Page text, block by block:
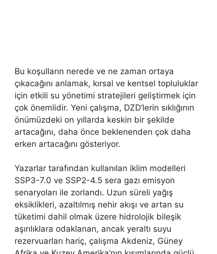
Bu koşulların nerede ve ne zaman ortaya
çıkacağını anlamak, kırsal ve kentsel topluluklar
için etkili su yönetimi stratejileri geliştirmek için
çok önemlidir. Yeni çalışma, DZD’lerin sıklığının
önümüzdeki on yıllarda keskin bir şekilde
artacağını, daha önce beklenenden çok daha
erken artacağını gösteriyor.
Yazarlar tarafından kullanılan iklim modelleri
SSP3-7.0 ve SSP2-4.5 sera gazı emisyon
senaryoları ile zorlandı. Uzun süreli yağış
eksiklikleri, azaltılmış nehir akışı ve artan su
tüketimi dahil olmak üzere hidrolojik bileşik
aşırılıklara odaklanan, ancak yeraltı suyu
rezervuarları hariç, çalışma Akdeniz, Güney